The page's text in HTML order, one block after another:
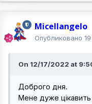
Micellangelo
Опубликовано
On 12/17/2022 at
Доброго дня.
Мене дуже